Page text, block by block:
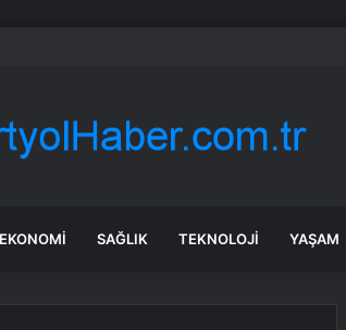
EKONOMI SAĞLIK TEKNOLOJI YAŞAM